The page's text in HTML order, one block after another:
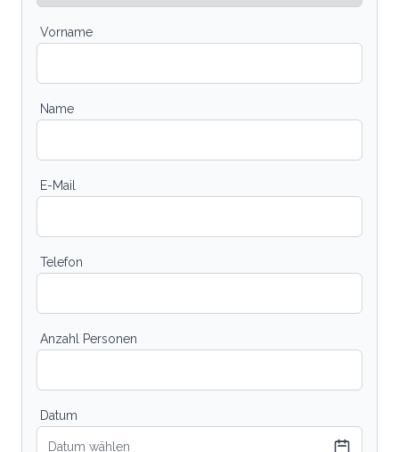
Vorname
Name
E-Mail
Telefon
Anzahl Personen
Datum
Datum wählen